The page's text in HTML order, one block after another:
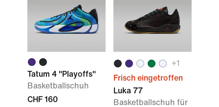
Tatum 4 "Playoffs"
Basketballschuh
CHF 160
+1
Frisch eingetroffen
Luka 77
Basketballschuh für